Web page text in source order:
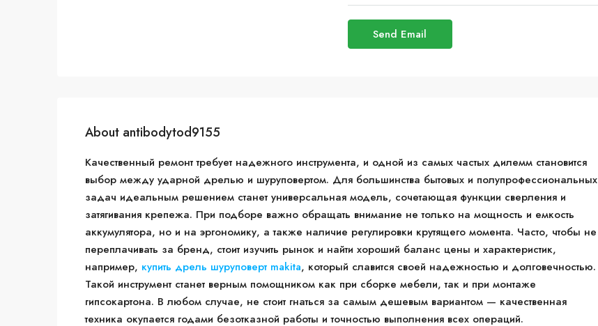
Send Email
About antibodytod9155
Качественный ремонт требует надежного инструмента, и одной из самых частых дилемм становится
выбор между ударной дрелью и шуруповертом. Для большинства бытовых и полупрофессиональных
задач идеальным решением станет универсальная модель, сочетающая функции сверления и
затягивания крепежа. При подборе важно обращать внимание не только на мощность и емкость
аккумулятора, но и на эргономику, а также наличие регулировки крутящего момента. Часто, чтобы не
переплачивать за бренд, стоит изучить рынок и найти хороший баланс цены и характеристик,
например, купить дрель шуруповерт makita, который славится своей надежностью и долговечностью.
Такой инструмент станет верным помощником как при сборке мебели, так и при монтаже
гипсокартона. В любом случае, не стоит гнаться за самым дешевым вариантом — качественная
техника окупается годами безотказной работы и точностью выполнения всех операций.